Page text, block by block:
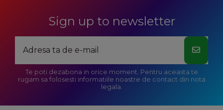
Sign up to newsletter
Te poti dezabona in orice moment. Pentru aceasta te
rugam sa folosesti informatiile noastre de contact din nota
legala.